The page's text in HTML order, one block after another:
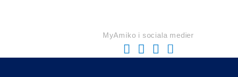
MyAmiko i sociala medier